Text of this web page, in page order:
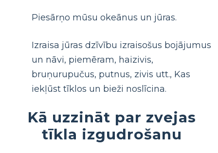
Piesārņo mūsu okeānus un jūras.
Izraisa jūras dzīvību izraisošus bojājumus
un nāvi, piemēram, haizivis,
bruņurupučus, putnus, zivis utt., Kas
iekļūst tīklos un bieži noslīcina.
Kā uzzināt par zvejas
tīkla izgudrošanu